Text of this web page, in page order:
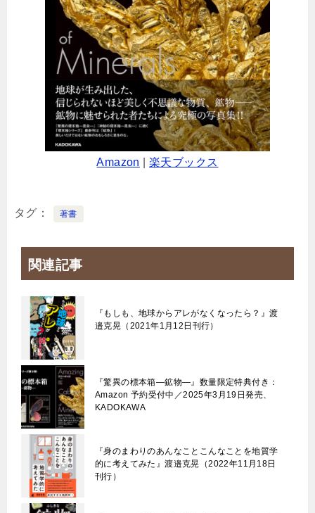
Amazon |楽天ブックス
タグ 著書
関連記事
『もしも、地球からアレがなくなったら？』渡
邉克晃（2021年1月12日刊行）
『驚異の標本箱—鉱物—』数量限定特典付き：
Amazon 予約受付中／2025年3月19日発売、
KADOKAWA
『身のまわりのあんなことこんなことを地質学
的に考えてみた』渡邉克晃（2022年11月18日
刊行）